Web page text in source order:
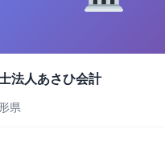
法人あさひ会計
県